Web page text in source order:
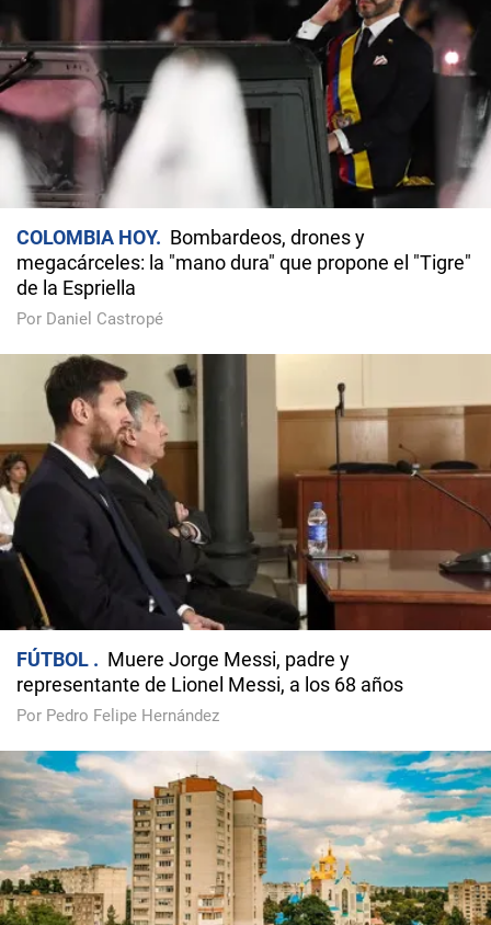
COLOMBIA HOY
Bombardeos, drones y
megacárceles: la "mano dura" que propone el "Tigre"
de la Espriella
Por Daniel Castropé
FÚTBOL
Muere Jorge Messi, padre y
representante de Lionel Messi, a los 68 años
Por Pedro Felipe Hernández